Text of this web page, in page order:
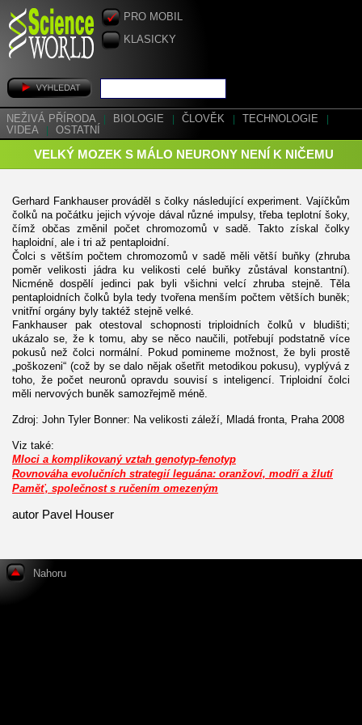
PRO MOBIL
KLASICKY
NEŽIVÁ PŘÍRODA BIOLOGIE ČLOVĚK TECHNOLOGIE
VIDEA
OSTATNÍ
VELKÝ MOZEK S MÁLO NEURONY NENÍ K NIČEMU
Gerhard Fankhauser prováděl s čolky následující experiment. Vajíčkům
čolků na počátku jejich vývoje dával různé impulsy, třeba teplotní šoky,
čímž občas změnil počet chromozomů v sadě. Takto získal čolky
haploidní, ale i tri až pentaploidní.
Čolci s větším počtem chromozomů v sadě měli větší buňky (zhruba
poměr velikosti jádra ku velikosti celé buňky zůstával konstantní).
Nicméně dospělí jedinci pak byli všichni velcí zhruba stejně. Těla
pentaploidních čolků byla tedy tvořena menším počtem větších buněk;
vnitřní orgány byly taktéž stejně velké.
Fankhauser pak otestoval schopnosti triploidních čolků v bludišti;
ukázalo se, že k tomu, aby se něco naučili, potřebují podstatně více
pokusů než čolci normální. Pokud pomineme možnost, že byli prostě
„poškozeni“ (což by se dalo nějak ošetřit metodikou pokusu), vyplývá z
toho, že počet neuronů opravdu souvisí s inteligencí. Triploidní čolci
měli nervových buněk samozřejmě méně.
Zdroj: John Tyler Bonner: Na velikosti záleží, Mladá fronta, Praha 2008
Viz také:
Mloci a komplikovaný vztah genotyp-fenotyp
Rovnováha evolučních strategií leguána: oranžoví, modří a žlutí
Paměť, společnost s ručením omezeným
autor Pavel Houser
Nahoru